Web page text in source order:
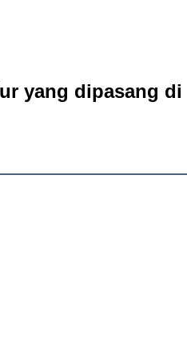
yang dipasang